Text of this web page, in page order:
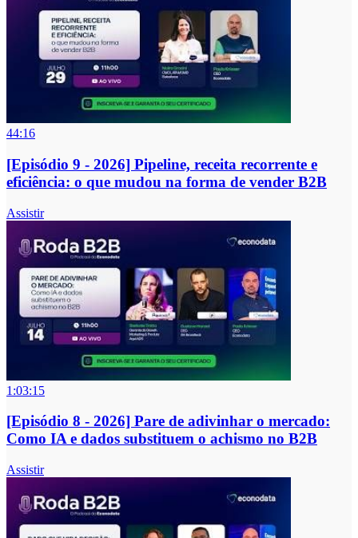
44:16
[Episódio 9 - 2026] Pipeline, receita recorrente e
eficiência: o que mudou na forma de vender B2B
Assistir
1:03:15
[Episódio 8 - 2026] Pare de adivinhar o mercado:
Como IA e dados substituem o achismo no B2B
Assistir